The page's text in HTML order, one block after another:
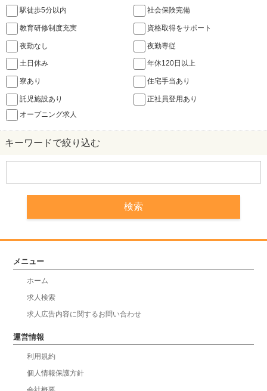
駅徒歩5分以内 社会保険完備
教育研修制度充実 資格取得をサポート
夜勤なし 夜勤専従
土日休み 年休120日以上
寮あり 住宅手当あり
託児施設あり
正社員登用あり
オープニング求人
キーワードで絞り込む
メニュー
ホーム
求人検索
求人広告内容に関するお問い合わせ
運営情報
利用規約
個人情報保護方針